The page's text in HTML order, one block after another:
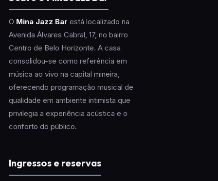
O Mina Jazz Bar está localizado na
Avenida Álvares Cabral, 17, no bairro
Centro de Belo Horizonte. A casa
consolidou-se como referência em
música ao vivo na capital mineira,
oferecendo programação musical de
qualidade em ambiente intimista que
privilegia a experiência acústica e o
conforto do público.
Ingressos e reservas